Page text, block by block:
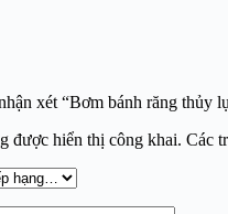
xét “Bơm bánh răng thủy
được hiển thị công khai. Các